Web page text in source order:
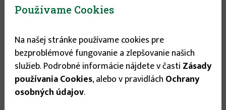
Odporúčané príslušenstvo:
Používame Cookies
Na našej stránke používame cookies pre
bezproblémové fungovanie a zlepšovanie našich
služieb. Podrobné informácie nájdete v časti Zásady
používania Cookies, alebo v pravidlách Ochrany
osobných údajov.